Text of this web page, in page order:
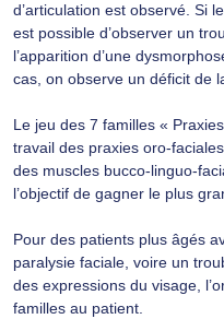
d’articulation est observé. Si
est possible d’observer un
l’apparition d’une
cas, on observe un déficit de
Le jeu des 7 familles «
travail des praxies oro-
des muscles bucco-linguo-
l’objectif de gagner le plus
Pour des patients plus âgés
paralysie faciale, voire un
des expressions du visage,
familles au patient.